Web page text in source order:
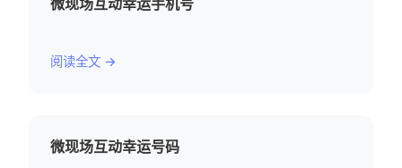
阅读全文 →
微现场互动幸运号码